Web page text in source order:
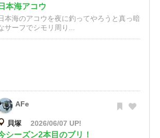
日本海アコウ
本海のアコウを夜に釣ってやろうと真っ暗
サーフでシモリ周り...
AFe
貝塚 2026/06/07 UP!
シーズン2本目のブリ！